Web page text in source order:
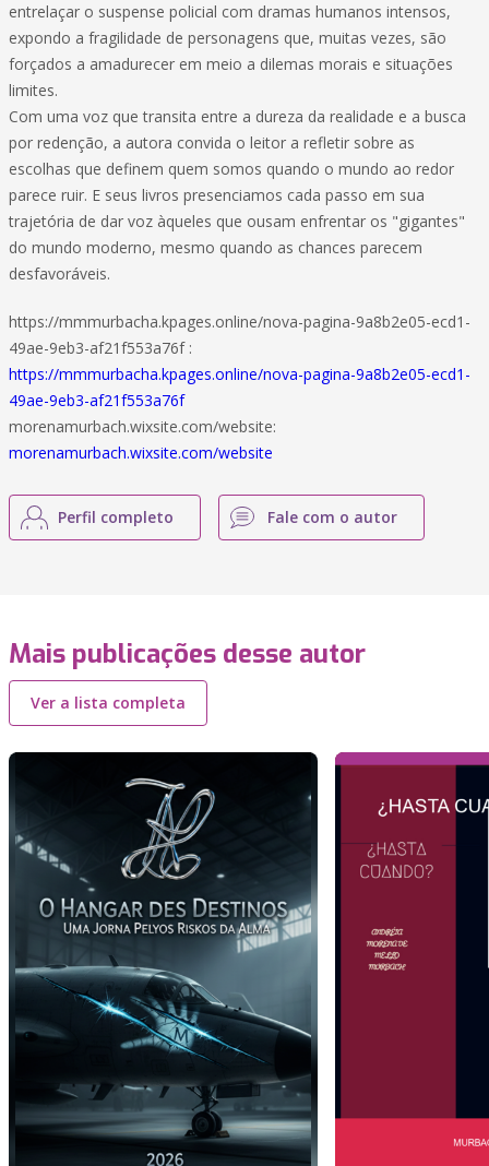
entrelaçar o suspense policial com dramas humanos intensos,
expondo a fragilidade de personagens que, muitas vezes, são
forçados a amadurecer em meio a dilemas morais e situações
limites.
Com uma voz que transita entre a dureza da realidade e a busca
por redenção, a autora convida o leitor a refletir sobre as
escolhas que definem quem somos quando o mundo ao redor
parece ruir. E seus livros presenciamos cada passo em sua
trajetória de dar voz àqueles que ousam enfrentar os "gigantes"
do mundo moderno, mesmo quando as chances parecem
desfavoráveis.
https://mmmurbacha.kpages.online/nova-pagina-9a8b2e05-ecd1-
49ae-9eb3-af21f553a76f :
https://mmmurbacha.kpages.online/nova-pagina-9a8b2e05-ecd1-
49ae-9eb3-af21f553a76f
morenamurbach.wixsite.com/website:
morenamurbach.wixsite.com/website
Perfil completo Fale com o autor
Mais publicações desse autor
Ver a lista completa